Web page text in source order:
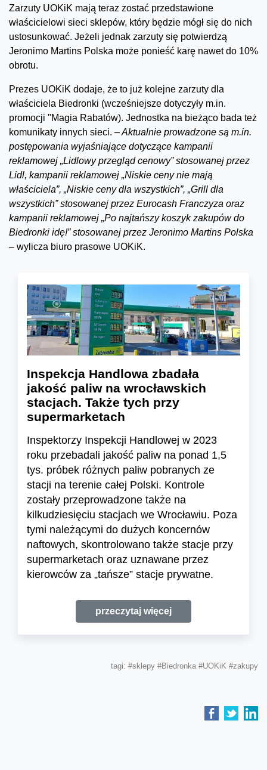
Zarzuty UOKiK mają teraz zostać przedstawione
właścicielowi sieci sklepów, który będzie mógł się do nich
ustosunkować. Jeżeli jednak zarzuty się potwierdzą
Jeronimo Martins Polska może ponieść karę nawet do 10%
obrotu.
Prezes UOKiK dodaje, że to już kolejne zarzuty dla
właściciela Biedronki (wcześniejsze dotyczyły m.in.
promocji "Magia Rabatów). Jednostka na bieżąco bada też
komunikaty innych sieci. – Aktualnie prowadzone są m.in.
postępowania wyjaśniające dotyczące kampanii
reklamowej „Lidlowy przegląd cenowy” stosowanej przez
Lidl, kampanii reklamowej „Niskie ceny nie mają
właściciela”, „Niskie ceny dla wszystkich”, „Grill dla
wszystkich” stosowanej przez Eurocash Franczyza oraz
kampanii reklamowej „Po najtańszy koszyk zakupów do
Biedronki idę!” stosowanej przez Jeronimo Martins Polska
– wylicza biuro prasowe UOKiK.
Inspekcja Handlowa zbadała
jakość paliw na wrocławskich
stacjach. Także tych przy
supermarketach
Inspektorzy Inspekcji Handlowej w 2023
roku przebadali jakość paliw na ponad 1,5
tys. próbek różnych paliw pobranych ze
stacji na terenie całej Polski. Kontrole
zostały przeprowadzone także na
kilkudziesięciu stacjach we Wrocławiu. Poza
tymi należącymi do dużych koncernów
naftowych, skontrolowano także stacje przy
supermarketach oraz uznawane przez
kierowców za „tańsze” stacje prywatne.
przeczytaj więcej
tagi: #sklepy #Biedronka #UOKiK #zakupy